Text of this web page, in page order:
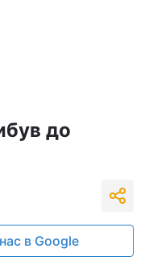
до
в Google